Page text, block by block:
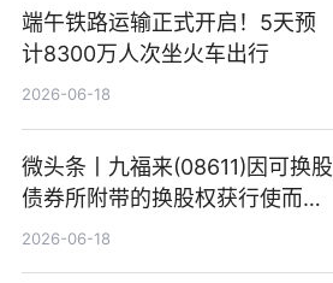
端午铁路运输正式开启！5天预
计8300万人次坐火车出行
2026-06-18
微头条丨九福来(08611)因可换股
债券所附带的换股权获行使而发
行5200万股
2026-06-18